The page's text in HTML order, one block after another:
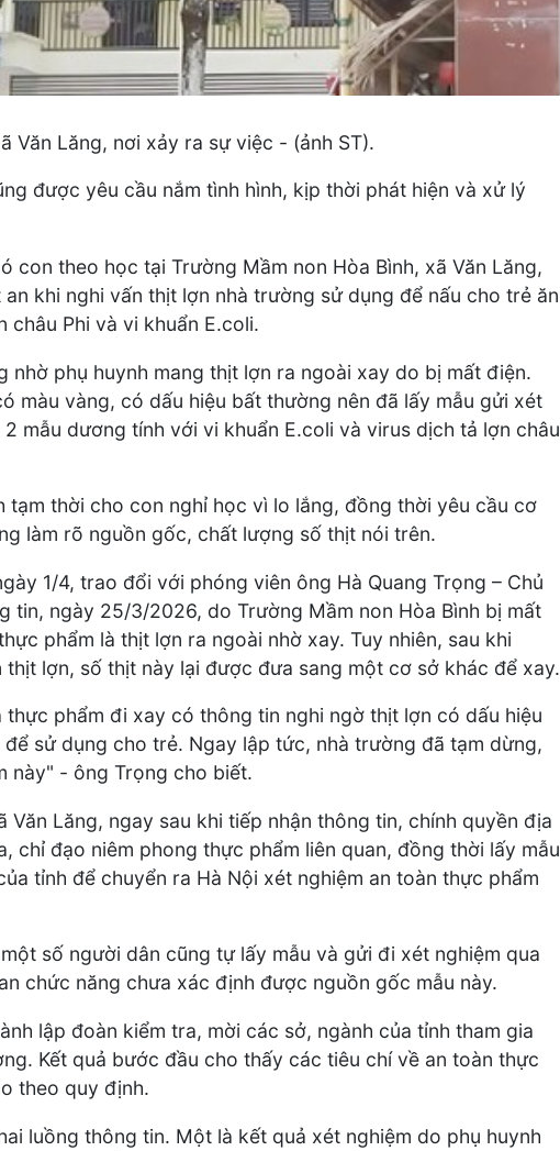
Văn Lăng, nơi xảy ra sự việc - (ảnh ST).
được yêu cầu nắm tình hình, kịp thời phát hiện và xử lý
con theo học tại Trường Mầm non Hòa Bình, xã Văn Lăng,
khi nghi vấn thịt lợn nhà trường sử dụng để nấu cho trẻ ăn
châu Phi và vi khuẩn E.coli.
nhờ phụ huynh mang thịt lợn ra ngoài xay do bị mất điện.
màu vàng, có dấu hiệu bất thường nên đã lấy mẫu gửi xét
mẫu dương tính với vi khuẩn E.coli và virus dịch tả lợn châu
tạm thời cho con nghỉ học vì lo lắng, đồng thời yêu cầu cơ
làm rõ nguồn gốc, chất lượng số thịt nói trên.
1/4, trao đổi với phóng viên ông Hà Quang Trọng – Chủ
tin, ngày 25/3/2026, do Trường Mầm non Hòa Bình bị mất
phẩm là thịt lợn ra ngoài nhờ xay. Tuy nhiên, sau khi
thịt lợn, số thịt này lại được đưa sang một cơ sở khác để xay.
thực phẩm đi xay có thông tin nghi ngờ thịt lợn có dấu hiệu
sử dụng cho trẻ. Ngay lập tức, nhà trường đã tạm dừng,
này" - ông Trọng cho biết.
Văn Lăng, ngay sau khi tiếp nhận thông tin, chính quyền địa
chỉ đạo niêm phong thực phẩm liên quan, đồng thời lấy mẫu
tỉnh để chuyển ra Hà Nội xét nghiệm an toàn thực phẩm
số người dân cũng tự lấy mẫu và gửi đi xét nghiệm qua
chức năng chưa xác định được nguồn gốc mẫu này.
lập đoàn kiểm tra, mời các sở, ngành của tỉnh tham gia
Kết quả bước đầu cho thấy các tiêu chí về an toàn thực
theo quy định.
luồng thông tin. Một là kết quả xét nghiệm do phụ huynh